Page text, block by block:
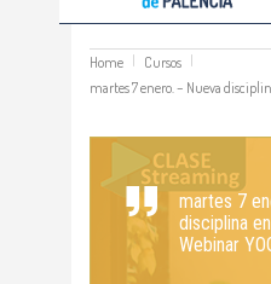
Home
Cursos
martes 7 enero. – Nueva
martes 7
disciplina
Webinar